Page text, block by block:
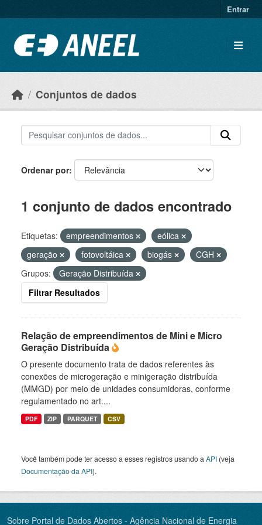
Entrar
Conjuntos de dados
Ordenar por
1 conjunto de dados encontrado
Etiquetas: empreendimentos
eólica
geração
fotovoltáica biogás
CGH
Grupos:
Geração Distribuída
Filtrar Resultados
Relação de empreendimentos de Mini e Micro
Geração Distribuída
O presente documento trata de dados referentes às
conexões de microgeração e minigeração distribuída
(MMGD) por meio de unidades consumidoras, conforme
regulamentado no art....
PDF ZIP PARQUET CSV
Você também pode ter acesso a esses registros usando a API (veja
Documentação da API).
Sobre Portal de Dados Abertos - Agência Nacional de Energia